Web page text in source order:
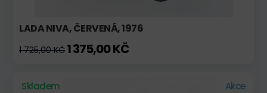
LADA NIVA, ČERVENÁ, 1976
1 725,00 KČ 1 375,00 KČ
Skladem Akce